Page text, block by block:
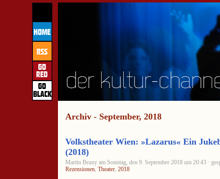
Archiv - September, 2018
Volkstheater Wien: »Lazarus« Ein
(2018)
Martin Bruny am Sonntag, den 9. September 2018 um 20:43 ·
Rezensionen, Theater, 2018